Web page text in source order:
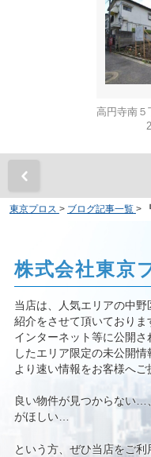
東京プロス > ブログ記事一覧 >
株式会社東京
当店は、人気エリアの中
紹介をさせて頂いておりま
インターネット等に公開
したエリア限定の未公開情
より速い情報をお客様へご
良い物件が見つからない
がほしい…
という方、ぜひ当店をご利